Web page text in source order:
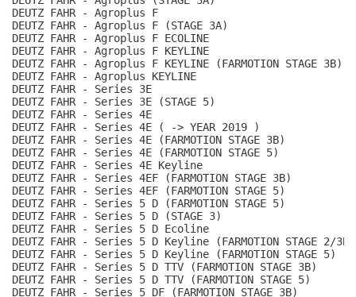
DEUTZ FAHR - Agroplus F
DEUTZ FAHR - Agroplus F (STAGE 3A)
DEUTZ FAHR - Agroplus F ECOLINE
DEUTZ FAHR - Agroplus F KEYLINE
DEUTZ FAHR - Agroplus F KEYLINE (FARMOTION STAGE 3B)
DEUTZ FAHR - Agroplus KEYLINE
DEUTZ FAHR - Series 3E
DEUTZ FAHR - Series 3E (STAGE 5)
DEUTZ FAHR - Series 4E
DEUTZ FAHR - Series 4E ( -> YEAR 2019 )
DEUTZ FAHR - Series 4E (FARMOTION STAGE 3B)
DEUTZ FAHR - Series 4E (FARMOTION STAGE 5)
DEUTZ FAHR - Series 4E Keyline
DEUTZ FAHR - Series 4EF (FARMOTION STAGE 3B)
DEUTZ FAHR - Series 4EF (FARMOTION STAGE 5)
DEUTZ FAHR - Series 5 D (FARMOTION STAGE 5)
DEUTZ FAHR - Series 5 D (STAGE 3)
DEUTZ FAHR - Series 5 D Ecoline
DEUTZ FAHR - Series 5 D Keyline (FARMOTION STAGE 2/3B)
DEUTZ FAHR - Series 5 D Keyline (FARMOTION STAGE 5)
DEUTZ FAHR - Series 5 D TTV (FARMOTION STAGE 3B)
DEUTZ FAHR - Series 5 D TTV (FARMOTION STAGE 5)
DEUTZ FAHR - Series 5 DF (FARMOTION STAGE 3B)